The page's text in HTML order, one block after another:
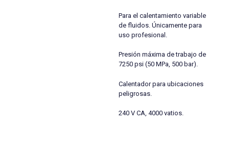
original
era:
3.102,00€.
actual
es:
Para el calentamiento variable
de fluidos. Únicamente para
uso profesional.
Presión máxima de trabajo de
7250 psi (50 MPa, 500 bar).
Calentador para ubicaciones
peligrosas.
240 V CA, 4000 vatios.